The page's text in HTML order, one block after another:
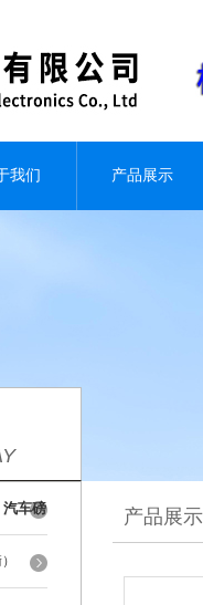
我们 产品展示
汽车磅 产品展示